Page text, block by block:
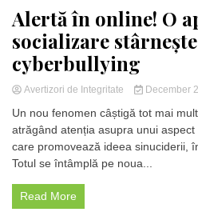
Alertă în online! O
socializare
cyberbullying
Avertizori de Integritate December
Un nou fenomen câștigă tot mai
atrăgând atenția asupra unui
care promovează ideea sinuciderii,
Totul se întâmplă pe noua...
Read More